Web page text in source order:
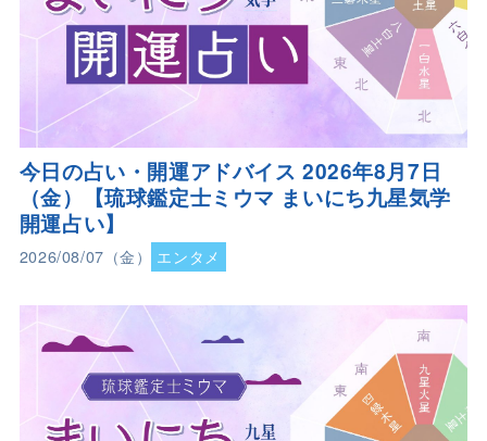
今日の占い・開運アドバイス 2026年8月7日
（金）【琉球鑑定士ミウマ まいにち九星気学
開運占い】
2026/08/07（金） エンタメ